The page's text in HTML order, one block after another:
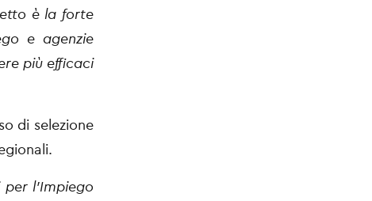
è la forte
e agenzie
più efficaci
di selezione
l’Impiego